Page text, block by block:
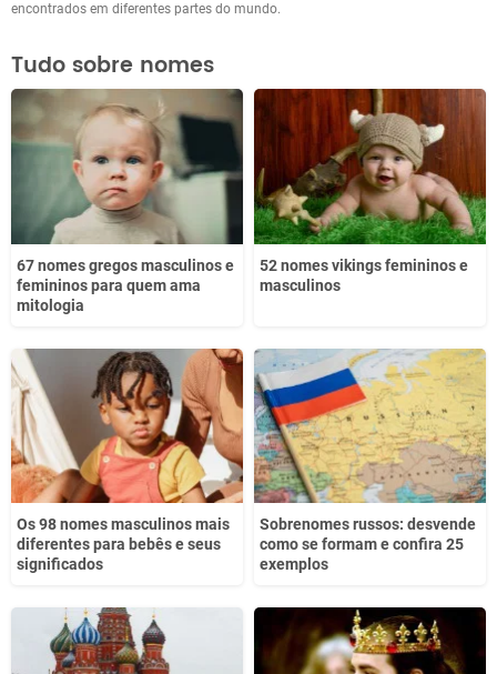
encontrados em diferentes partes do mundo.
Tudo sobre nomes
67 nomes gregos masculinos e
femininos para quem ama
mitologia
52 nomes vikings femininos e
masculinos
Os 98 nomes masculinos mais
diferentes para bebês e seus
significados
Sobrenomes russos: desvende
como se formam e confira 25
exemplos